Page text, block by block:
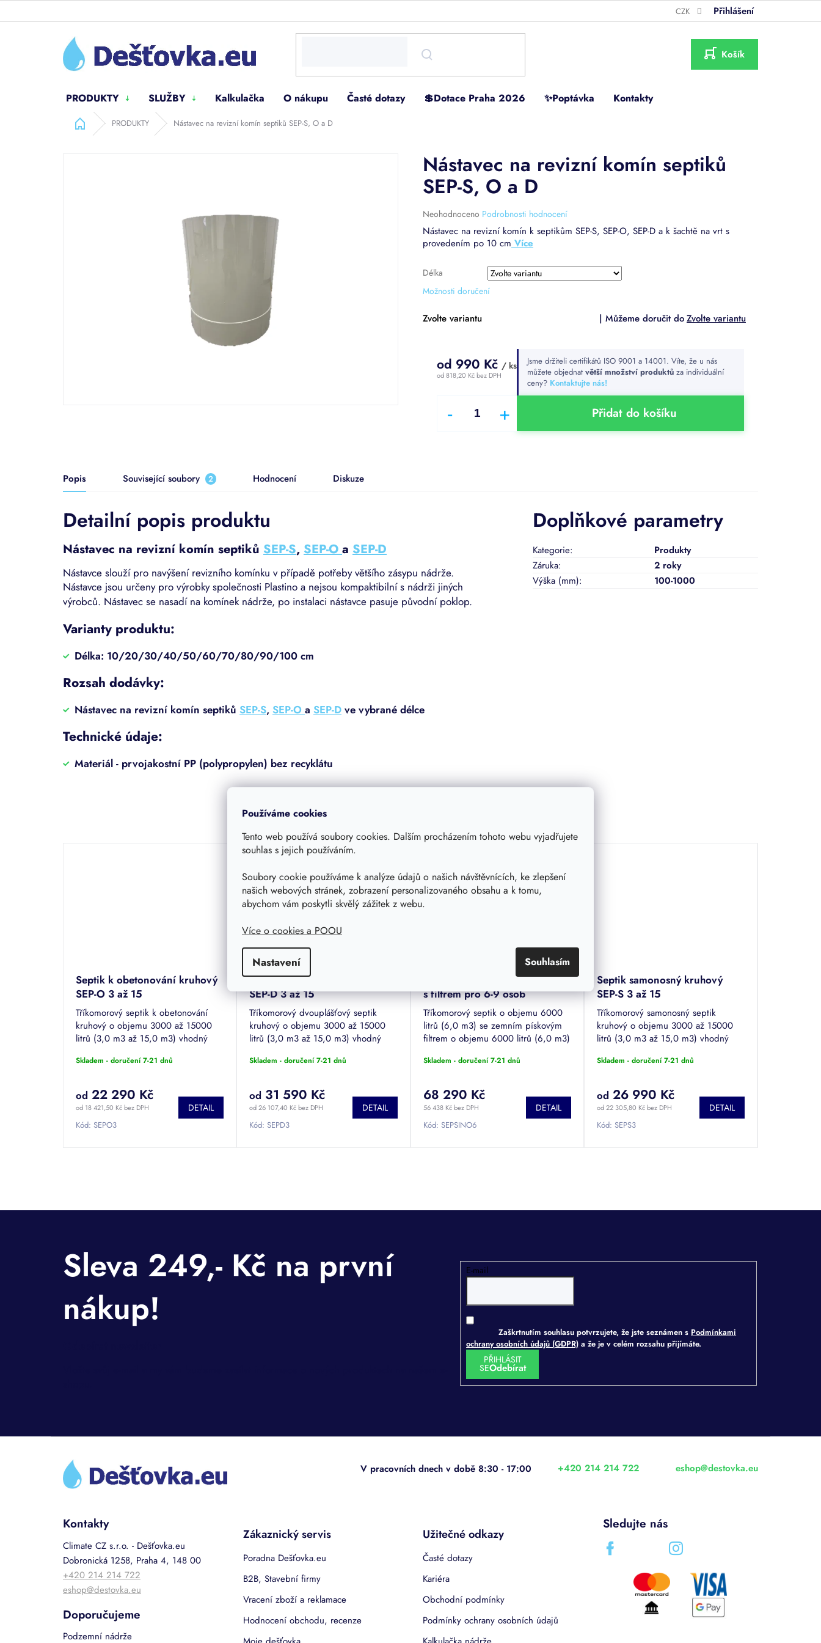
Používáme cookies
Tento web používá soubory cookies. Dalším procházením tohoto webu vyjadřujete
souhlas s jejich používáním.
Soubory cookie používáme k analýze údajů o našich návštěvnících, ke zlepšení
našich webových stránek, zobrazení personalizovaného obsahu a k tomu,
abychom vám poskytli skvělý zážitek z webu.
Více o cookies a POOU
Nastavení Souhlasím
CZK Přihlášení
NÁKUPNÍ
KOŠÍK
PRODUKTY SLUŽBY Kalkulačka O nákupu Časté dotazy 💲Dotace Praha 2026 ✨Poptávka Kontakty
Domů PRODUKTY Nástavec na revizní komín septiků SEP-S, O a D
Délka
Možnosti doručení
Nástavec na revizní komín k septikům SEP-S, SEP-O, SEP-D a k šachtě na vrt s
provedením po 10 cm
Nástavec na revizní komín septiků
SEP-S, O a D
Průměrné
hodnocení
produktu
je
z
hvězdiček.
Neohodnoceno Podrobnosti hodnocení
Zvolte variantu Zvolte variantu
od 990 Kč / ks
od818,20 Kčbez DPH
Jsme držiteli certifikátů ISO 9001 a 14001. Víte, že u nás
můžete objednat větší množství produktů za individuální
ceny? Kontaktujte nás!
Přidat do košíku
Související produkty
Septik k obetonování kruhový
SEP-O 3 až 15
Tříkomorový septik k obetonování
kruhový o objemu 3000 až 15000
litrů (3,0 m3 až 15,0 m3) vhodný
jednoduchou betonáží do velké
Skladem - doručení 7-21 dnů
od 18 421,50 Kč bez DPH
od 22 290 Kč
DETAIL
Kód: SEPO3
Septik dvouplášťový kruhový
SEP-D 3 až 15
Tříkomorový dvouplášťový septik
kruhový o objemu 3000 až 15000
litrů (3,0 m3 až 15,0 m3) vhodný
jednoduchou betonáží. Jedná se o
Skladem - doručení 7-21 dnů
od 26 107,40 Kč bez DPH
od 31 590 Kč
DETAIL
Kód: SEPD3
SEPSINO 6 - Septik samonosný
s filtrem pro 6-9 osob
Tříkomorový septik o objemu 6000
litrů (6,0 m3) se zemním pískovým
filtrem o objemu 6000 litrů (6,0 m3)
čištění odpadní vody bez potřeby
Skladem - doručení 7-21 dnů
56 438 Kč bez DPH
68 290 Kč
DETAIL
Kód: SEPSINO6
Septik samonosný kruhový
SEP-S 3 až 15
Tříkomorový samonosný septik
kruhový o objemu 3000 až 15000
litrů (3,0 m3 až 15,0 m3) vhodný
betonáže. Jedná se o čištění odpadní
Skladem - doručení 7-21 dnů
od 22 305,80 Kč bez DPH
od 26 990 Kč
DETAIL
Kód: SEPS3
Popis Související soubory 2 Hodnocení Diskuze
Detailní popis produktu
Nástavec na revizní komín septiků SEP-S, SEP-Oa SEP-D
Nástavce slouží pro navýšení revizního komínku v případě potřeby většího zásypu nádrže.
Nástavce jsou určeny pro výrobky společnosti Plastino a nejsou kompaktibilní s nádrži jiných
výrobců. Nástavec se nasadí na komínek nádrže, po instalaci nástavce pasuje původní poklop.
Varianty produktu:
Délka: 10/20/30/40/50/60/70/80/90/100 cm
Rozsah dodávky:
Nástavec na revizní komín septiků SEP-S, SEP-O a SEP-D ve vybrané délce
Technické údaje:
Materiál - prvojakostní PP (polypropylen) bez recyklátu
Doplňkové parametry
Kategorie:
Produkty
Záruka:
2 roky
Výška (mm): 100-1000
E-mail
Zaškrtnutím souhlasu potvrzujete, že jste seznámen s Podmínkami
ochrany osobních údajů (GDPR) a že je v celém rozsahu přijímáte.
PŘIHLÁSIT
SE
Z
eshop@destovka.eu
+420 214 214 722
Kontakty
Climate CZ s.r.o. - Dešťovka.eu
Dobronická 1258, Praha 4, 148 00
+420 214 214 722
eshop@destovka.eu
Doporučujeme
Podzemní nádrže
Zákaznický servis
Poradna Dešťovka.eu
B2B, Stavební firmy
Vracení zboží a reklamace
Hodnocení obchodu, recenze
Užitečné odkazy
Časté dotazy
Kariéra
Obchodní podmínky
Podmínky ochrany osobních údajů
Sledujte nás